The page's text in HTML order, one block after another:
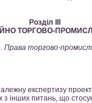
Розділ III
ТОРГОВО-
торгово-
експертизу
з інших питань, що